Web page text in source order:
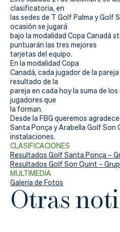
clasificatoria, en
las sedes de T Golf Palma y Golf
ocasión se jugará
bajo la modalidad Copa Canadá
puntuarán las tres mejores
tarjetas del equipo.
En la modalidad Copa
Canadá, cada jugador de la
resultado de la
pareja en cada hoy la suma de
jugadores que
la forman.
Desde la FBG queremos
Santa Ponça y Arabella Golf Son
instalaciones.
CLASIFICACIONES
Resultados Golf Santa Ponça –
Resultados Golf Son Quint –
MULTIMEDIA
Galería de Fotos
Otras